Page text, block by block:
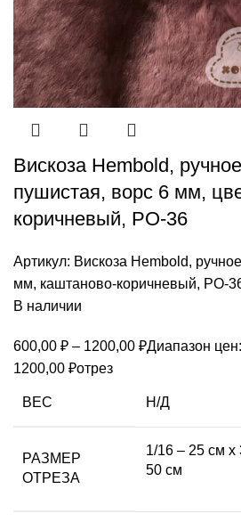
Вискоза Hembold,
пушистая, ворс 6 мм,
коричневый, РО-36
Артикул: Вискоза Hembold,
мм, каштаново-коричневый, РО-
В наличии
600,00 ₽ – 1200,00 ₽Диапазон
1200,00 ₽отрез
ВЕС Н/Д
РАЗМЕР
ОТРЕЗА
1/16 – 25 см х
50 см